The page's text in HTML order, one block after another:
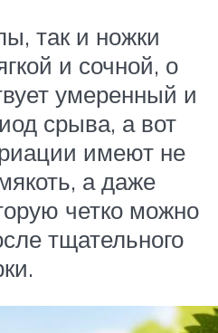
так и ножки
и сочной, о
умеренный и
срыва, а вот
имеют не
а даже
четко можно
тщательного